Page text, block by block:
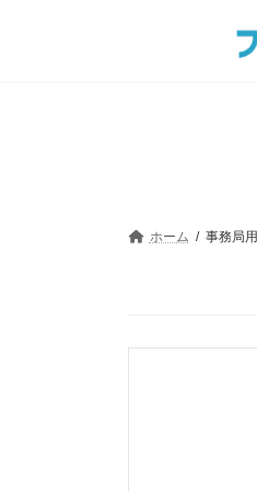
ホーム 事務局用